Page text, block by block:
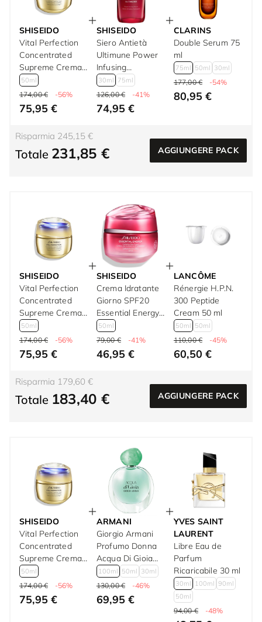
SHISEIDO
Vital Perfection
Concentrated
Supreme Crema
Antietà 50 ml
50ml
174,00 € -56%
75,95 €
SHISEIDO
Siero Antietà
Ultimune Power
Infusing
Concentrate 30
ml
30ml 75ml
126,00 € -41%
74,95 €
CLARINS
Double Serum 75
ml
75ml 50ml 30ml
177,00 € -54%
80,95 €
Risparmia 245,15 €
Totale 231,85 € AGGIUNGERE PACK
SHISEIDO
Vital Perfection
Concentrated
Supreme Crema
Antietà 50 ml
50ml
174,00 € -56%
75,95 €
SHISEIDO
Crema Idratante
Giorno SPF20
Essential Energy
50 ml
50ml
79,00 € -41%
46,95 €
LANCÔME
Rénergie H.P.N.
300 Peptide
Cream 50 ml
50ml 50ml
110,00 € -45%
60,50 €
Risparmia 179,60 €
Totale 183,40 € AGGIUNGERE PACK
SHISEIDO
Vital Perfection
Concentrated
Supreme Crema
Antietà 50 ml
50ml
174,00 € -56%
75,95 €
ARMANI
Giorgio Armani
Profumo Donna
Acqua Di Gioia
Eau de Parfum
100 ml
100ml 50ml 30ml
130,00 € -46%
69,95 €
YVES SAINT
LAURENT
Libre Eau de
Parfum
Ricaricabile 30 ml
30ml 100ml 90ml
50ml
94,00 € -48%